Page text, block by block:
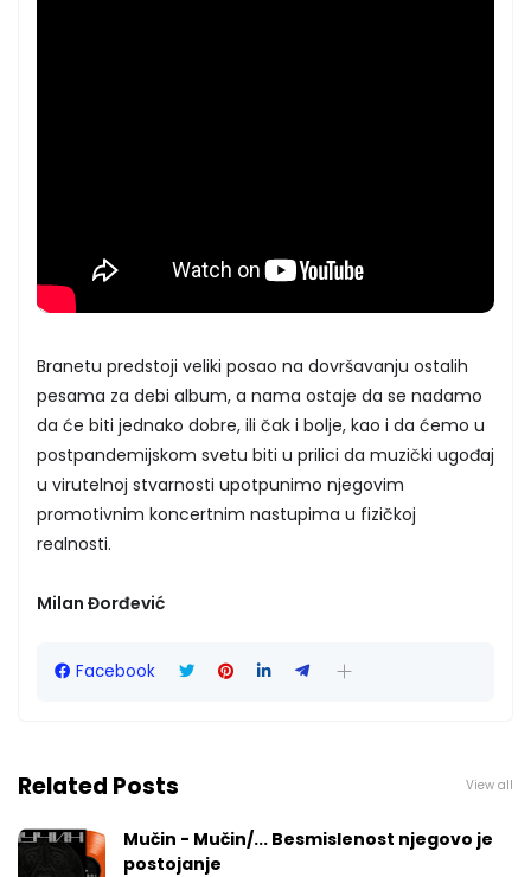
Branetu predstoji veliki posao na dovršavanju ostalih
pesama za debi album, a nama ostaje da se nadamo
da će biti jednako dobre, ili čak i bolje, kao i da ćemo u
postpandemijskom svetu biti u prilici da muzički ugođaj
u virutelnoj stvarnosti upotpunimo njegovim
promotivnim koncertnim nastupima u fizičkoj
realnosti.
Milan Đorđević
Facebook
Related Posts View all
Mučin - Mučin/... Besmislenost njegovo je
postojanje